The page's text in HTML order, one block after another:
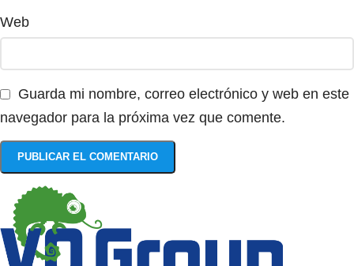
Web
Guarda mi nombre, correo electrónico y web en este
navegador para la próxima vez que comente.